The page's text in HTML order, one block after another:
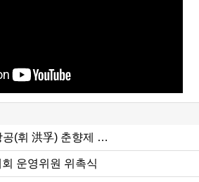
공(휘 洪孚) 춘향제 …
운영위원 위촉식